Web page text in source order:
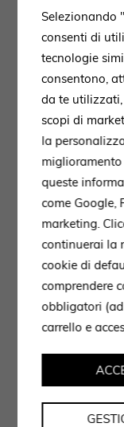
Selezionando
consenti di
tecnologie
consentono,
da te
scopi di
la
queste
come Google,
marketing.
continuerai la
cookie di
comprendere
obbligatori (ad
carrello e